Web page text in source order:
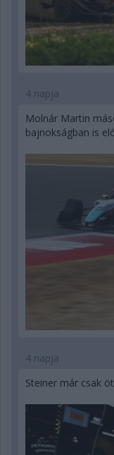
4 napja
Molnár Martin
bajnokságban is
4 napja
Steiner már csak